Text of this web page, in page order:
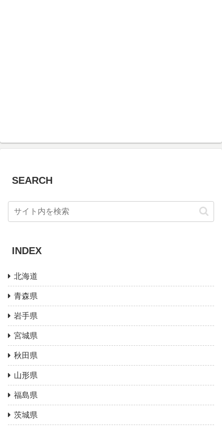
SEARCH
INDEX
北海道
青森県
岩手県
宮城県
秋田県
山形県
福島県
茨城県